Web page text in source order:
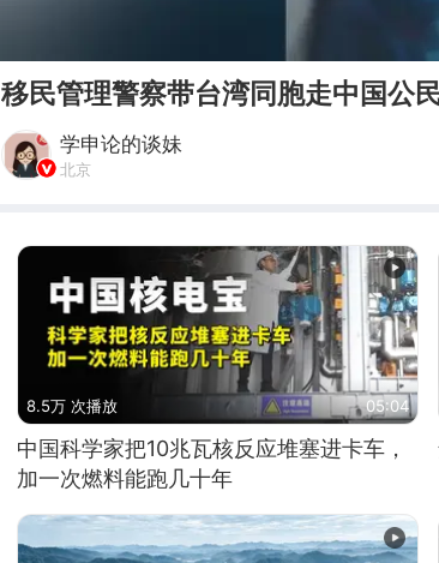
移民管理警察带台湾同胞走中国公
学申论的谈妹
北京
8.5万 次播放 05:04
中国科学家把10兆瓦核反应堆塞进卡车，
加一次燃料能跑几十年